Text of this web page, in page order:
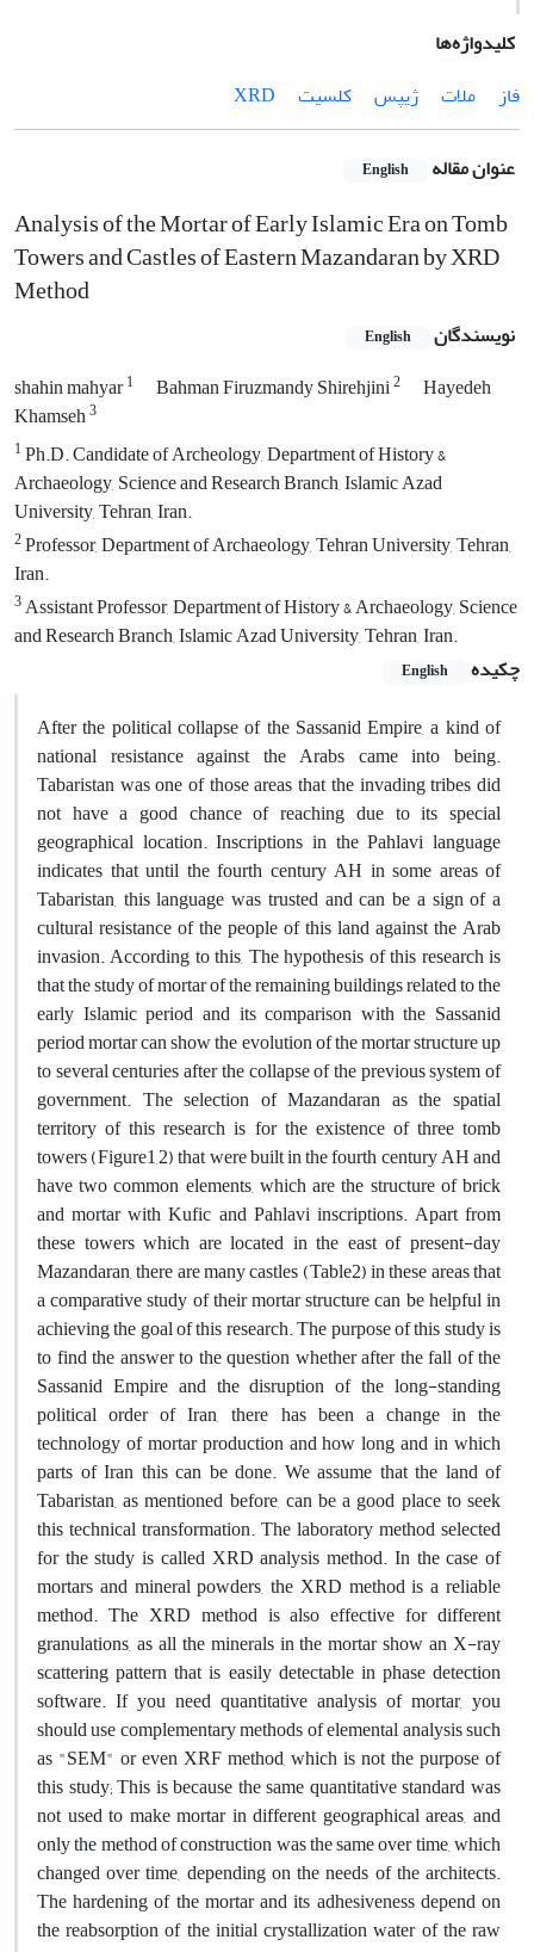
کلیدواژه‌ها
فاز
ملات ژیپس کلسیت XRD
عنوان مقاله English
Analysis of the Mortar of Early Islamic Era on Tomb
Towers and Castles of Eastern Mazandaran by XRD
Method
نویسندگان English
shahin mahyar1 Bahman Firuzmandy Shirehjini2
Hayedeh
Khamseh3
1Ph.D. Candidate of Archeology, Department of History &
Archaeology, Science and Research Branch, Islamic Azad
University, Tehran, Iran.
2Professor, Department of Archaeology, Tehran University, Tehran,
Iran.
3Assistant Professor, Department of History & Archaeology, Science
and Research Branch, Islamic Azad University, Tehran, Iran.
چکیده
English
After the political collapse of the Sassanid Empire, a kind of
national resistance against the Arabs came into being.
Tabaristan was one of those areas that the invading tribes did
not have a good chance of reaching due to its special
geographical location. Inscriptions in the Pahlavi language
indicates that until the fourth century AH in some areas of
Tabaristan, this language was trusted and can be a sign of a
cultural resistance of the people of this land against the Arab
invasion. According to this, The hypothesis of this research is
that the study of mortar of the remaining buildings related to the
early Islamic period and its comparison with the Sassanid
period mortar can show the evolution of the mortar structure up
to several centuries after the collapse of the previous system of
government. The selection of Mazandaran as the spatial
territory of this research is for the existence of three tomb
towers (Figure1,2) that were built in the fourth century AH and
have two common elements, which are the structure of brick
and mortar with Kufic and Pahlavi inscriptions. Apart from
these towers which are located in the east of present-day
Mazandaran, there are many castles (Table2) in these areas that
a comparative study of their mortar structure can be helpful in
achieving the goal of this research. The purpose of this study is
to find the answer to the question whether after the fall of the
Sassanid Empire and the disruption of the long-standing
political order of Iran, there has been a change in the
technology of mortar production and how long and in which
parts of Iran this can be done. We assume that the land of
Tabaristan, as mentioned before, can be a good place to seek
this technical transformation. The laboratory method selected
for the study is called XRD analysis method. In the case of
mortars and mineral powders, the XRD method is a reliable
method. The XRD method is also effective for different
granulations, as all the minerals in the mortar show an X-ray
scattering pattern that is easily detectable in phase detection
software. If you need quantitative analysis of mortar, you
should use complementary methods of elemental analysis such
as "SEM" or even XRF method, which is not the purpose of
this study; This is because the same quantitative standard was
not used to make mortar in different geographical areas, and
only the method of construction was the same over time, which
changed over time, depending on the needs of the architects.
The hardening of the mortar and its adhesiveness depend on
the reabsorption of the initial crystallization water of the raw